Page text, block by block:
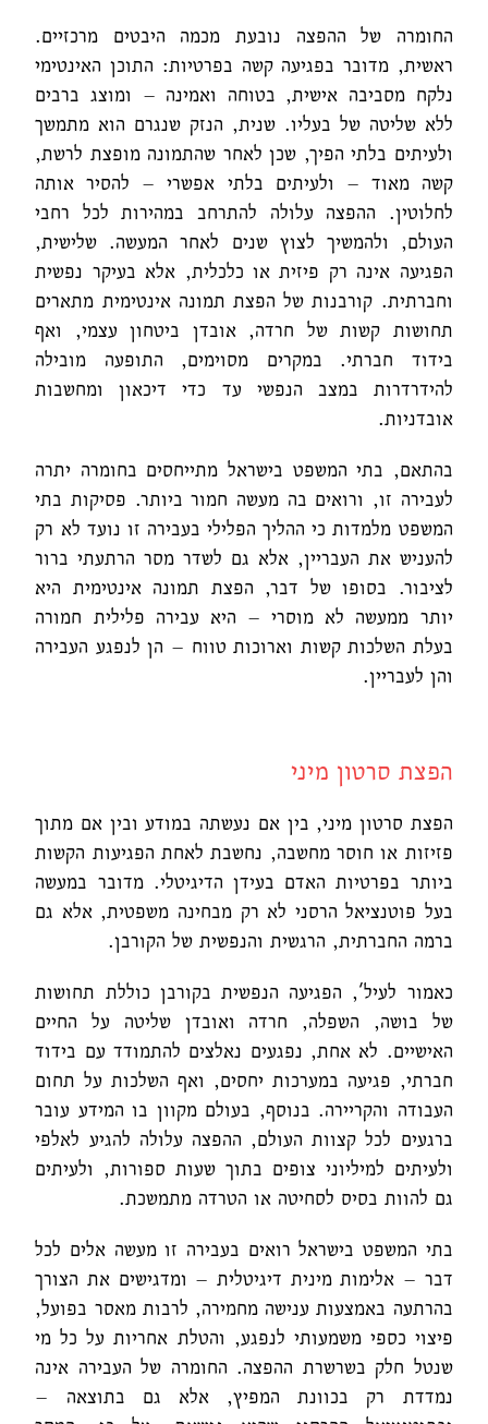
החומרה של ההפצה נובעת מכמה היבטים מרכזיים.
ראשית, מדובר בפגיעה קשה בפרטיות: התוכן האינטימי
נלקח מסביבה אישית, בטוחה ואמינה – ומוצג ברבים
ללא שליטה של בעליו. שנית, הנזק שנגרם הוא מתמשך
ולעיתים בלתי הפיך, שכן לאחר שהתמונה מופצת לרשת,
קשה מאוד – ולעיתים בלתי אפשרי – להסיר אותה
לחלוטין. ההפצה עלולה להתרחב במהירות לכל רחבי
העולם, ולהמשיך לצוץ שנים לאחר המעשה. שלישית,
הפגיעה אינה רק פיזית או כלכלית, אלא בעיקר נפשית
וחברתית. קורבנות של הפצת תמונה אינטימית מתארים
תחושות קשות של חרדה, אובדן ביטחון עצמי, ואף
בידוד חברתי. במקרים מסוימים, התופעה מובילה
להידרדרות במצב הנפשי עד כדי דיכאון ומחשבות
אובדניות.
בהתאם, בתי המשפט בישראל מתייחסים בחומרה יתרה
לעבירה זו, ורואים בה מעשה חמור ביותר. פסיקות בתי
המשפט מלמדות כי ההליך הפלילי בעבירה זו נועד לא רק
להעניש את העבריין, אלא גם לשדר מסר הרתעתי ברור
לציבור. בסופו של דבר, הפצת תמונה אינטימית היא
יותר ממעשה לא מוסרי – היא עבירה פלילית חמורה
בעלת השלכות קשות וארוכות טווח – הן לנפגע העבירה
והן לעבריין.
הפצת סרטון מיני
הפצת סרטון מיני, בין אם נעשתה במודע ובין אם מתוך
פזיזות או חוסר מחשבה, נחשבת לאחת הפגיעות הקשות
ביותר בפרטיות האדם בעידן הדיגיטלי. מדובר במעשה
בעל פוטנציאל הרסני לא רק מבחינה משפטית, אלא גם
ברמה החברתית, הרגשית והנפשית של הקורבן.
כאמור לעיל', הפגיעה הנפשית בקורבן כוללת תחושות
של בושה, השפלה, חרדה ואובדן שליטה על החיים
האישיים. לא אחת, נפגעים נאלצים להתמודד עם בידוד
חברתי, פגיעה במערכות יחסים, ואף השלכות על תחום
העבודה והקריירה. בנוסף, בעולם מקוון בו המידע עובר
ברגעים לכל קצוות העולם, ההפצה עלולה להגיע לאלפי
ולעיתים למיליוני צופים בתוך שעות ספורות, ולעיתים
גם להוות בסיס לסחיטה או הטרדה מתמשכת.
בתי המשפט בישראל רואים בעבירה זו מעשה אלים לכל
דבר – אלימות מינית דיגיטלית – ומדגישים את הצורך
בהרתעה באמצעות ענישה מחמירה, לרבות מאסר בפועל,
פיצוי כספי משמעותי לנפגע, והטלת אחריות על כל מי
שנטל חלק בשרשרת ההפצה. החומרה של העבירה אינה
נמדדת רק בכוונת המפיץ, אלא גם בתוצאה –